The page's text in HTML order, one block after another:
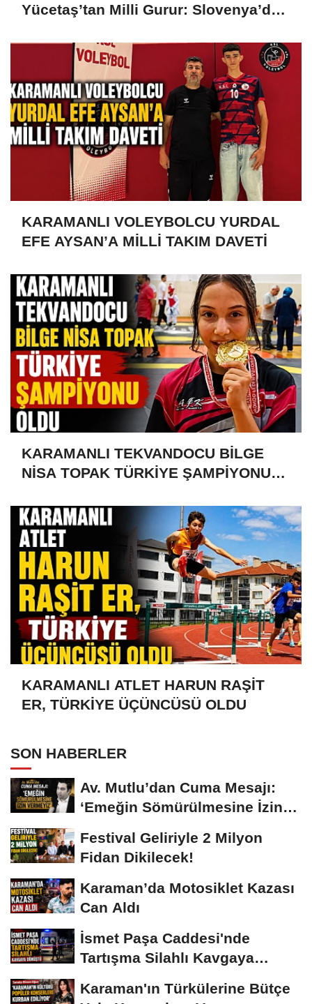
Yücetaş’tan Milli Gurur: Slovenya’da
KARAMANLI VOLEYBOLCU YURDAL
EFE AYSAN’A MİLLİ TAKIM DAVETİ
KARAMANLI TEKVANDOCU BİLGE
NİSA TOPAK TÜRKİYE ŞAMPİYONU
KARAMANLI ATLET HARUN RAŞİT
ER, TÜRKİYE ÜÇÜNCÜSÜ OLDU
SON HABERLER
Av. Mutlu’dan Cuma Mesajı:
‘Emeğin Sömürülmesine İzin
Festival Geliriyle 2 Milyon
Fidan Dikilecek!
Karaman’da Motosiklet Kazası
Can Aldı
İsmet Paşa Caddesi'nde
Tartışma Silahlı Kavgaya
Karaman'ın Türkülerine Bütçe